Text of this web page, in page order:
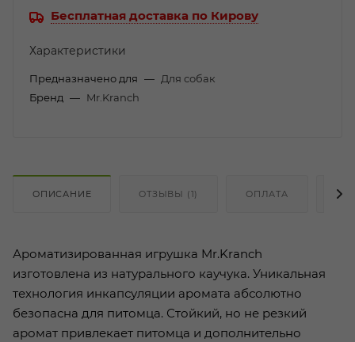
Бесплатная доставка по Кирову
Характеристики
Предназначено для — Для собак
Бренд — Mr.Kranch
ОПИСАНИЕ ОТЗЫВЫ (1) ОПЛАТА
Ароматизированная игрушка Mr.Kranch
изготовлена из натурального каучука. Уникальная
технология инкапсуляции аромата абсолютно
безопасна для питомца. Стойкий, но не резкий
аромат привлекает питомца и дополнительно